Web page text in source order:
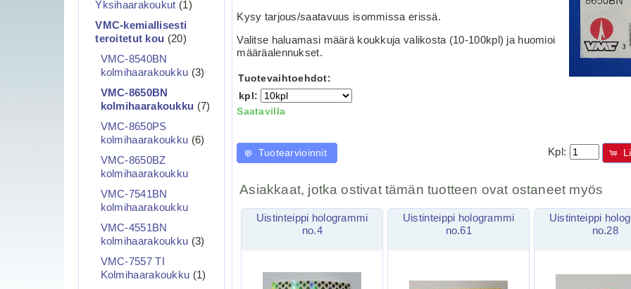
Kysy tarjous/saatavuus isommissa erissä.
Valitse haluamasi määrä koukkuja valikosta (10-100kpl) ja huomioi
määräalennukset.
Tuotevaihtoehdot:
kpl:
Saatavilla
Kpl:
Tuotearvioinnit
Asiakkaat, jotka ostivat tämän tuotteen ovat ostaneet myös
Uistinteippi hologrammi
no.4
Uistinteippi hologrammi
no.61
Uistinteippi
no.28
Yksihaarakoukut (1)
VMC-kemiallisesti
teroitetut kou (20)
VMC-8540BN
kolmihaarakoukku (3)
VMC-8650BN
kolmihaarakoukku (7)
VMC-8650PS
kolmihaarakoukku (6)
VMC-8650BZ
kolmihaarakoukku
VMC-7541BN
kolmihaarakoukku
VMC-4551BN
kolmihaarakoukku (3)
VMC-7557 TI
Kolmihaarakoukku (1)